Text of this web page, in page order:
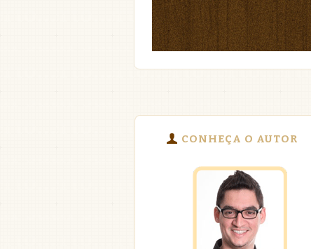
CONHEÇA O AUTOR